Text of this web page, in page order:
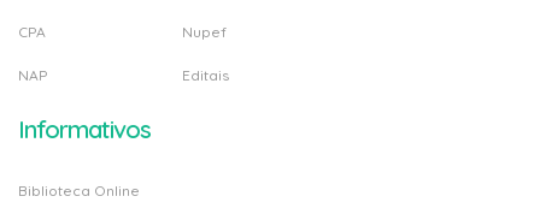
CPA
NAP
Nupef
Editais
Informativos
Biblioteca Online